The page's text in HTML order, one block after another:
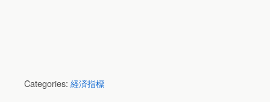
Categories: 経済指標